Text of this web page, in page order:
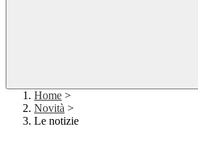
Home >
Novità >
Le notizie